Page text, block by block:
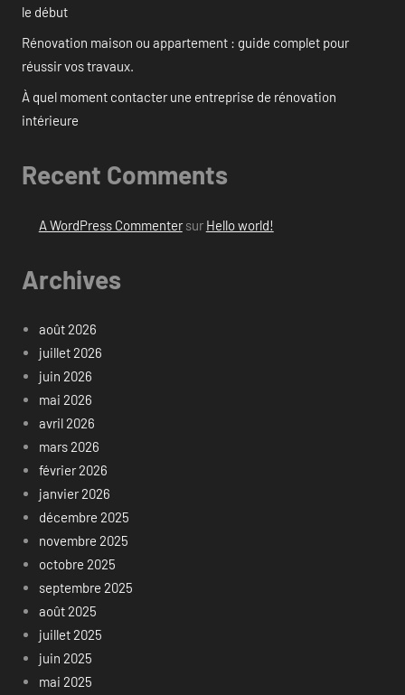
le début
Rénovation maison ou appartement : guide complet pour
réussir vos travaux.
À quel moment contacter une entreprise de rénovation
intérieure
Recent Comments
A WordPress Commentersur Hello world!
Archives
août 2026
juillet 2026
juin 2026
mai 2026
avril 2026
mars 2026
février 2026
janvier 2026
décembre 2025
novembre 2025
octobre 2025
septembre 2025
août 2025
juillet 2025
juin 2025
mai 2025